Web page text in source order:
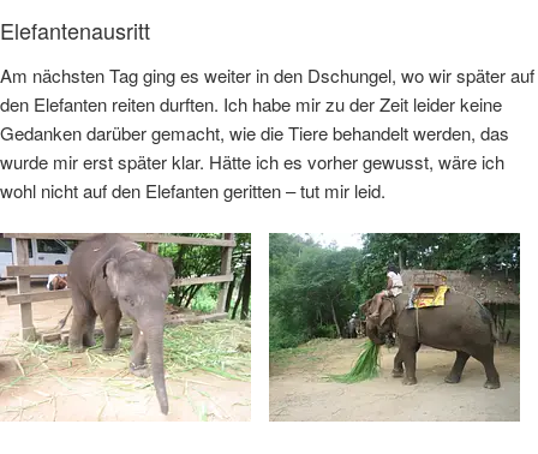
Elefantenausritt
Am nächsten Tag ging es weiter in den Dschungel, wo wir später auf
den Elefanten reiten durften. Ich habe mir zu der Zeit leider keine
Gedanken darüber gemacht, wie die Tiere behandelt werden, das
wurde mir erst später klar. Hätte ich es vorher gewusst, wäre ich
wohl nicht auf den Elefanten geritten – tut mir leid.